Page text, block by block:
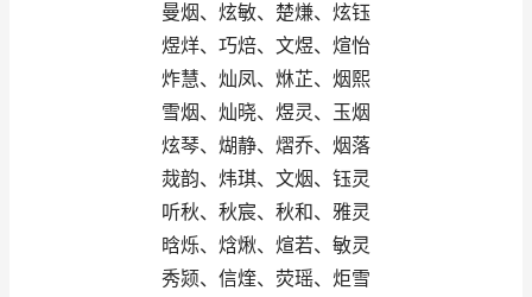
曼烟、炫敏、楚熑、炫钰
煜烊、巧焙、文煜、煊怡
炸慧、灿凤、烌芷、烟熙
雪烟、灿晓、煜灵、玉烟
炫琴、煳静、熠乔、烟落
烖韵、炜琪、文烟、钰灵
听秋、秋宸、秋和、雅灵
晗烁、焓煍、煊若、敏灵
秀颎、信煃、荧瑶、炬雪